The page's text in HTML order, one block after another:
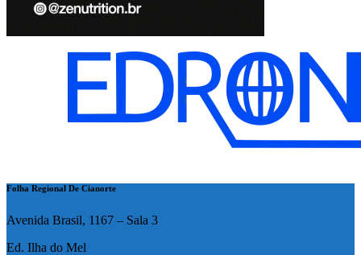
Folha Regional De Cianorte
Avenida Brasil, 1167 – Sala 3
Ed. Ilha do Mel